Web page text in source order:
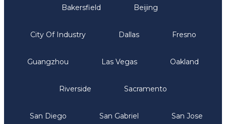
Bakersfield Beijing
City Of Industry Dallas Fresno
Guangzhou Las Vegas Oakland
Riverside Sacramento
San Diego San Gabriel San Jose